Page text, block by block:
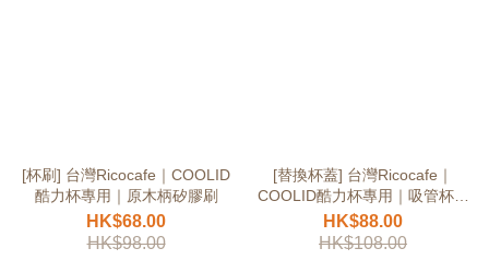
[杯刷] 台灣Ricocafe｜COOLID
酷力杯專用｜原木柄矽膠刷
HK$68.00
HK$98.00
[替換杯蓋] 台灣Ricocafe｜
COOLID酷力杯專用｜吸管杯替
換上蓋
HK$88.00
HK$108.00